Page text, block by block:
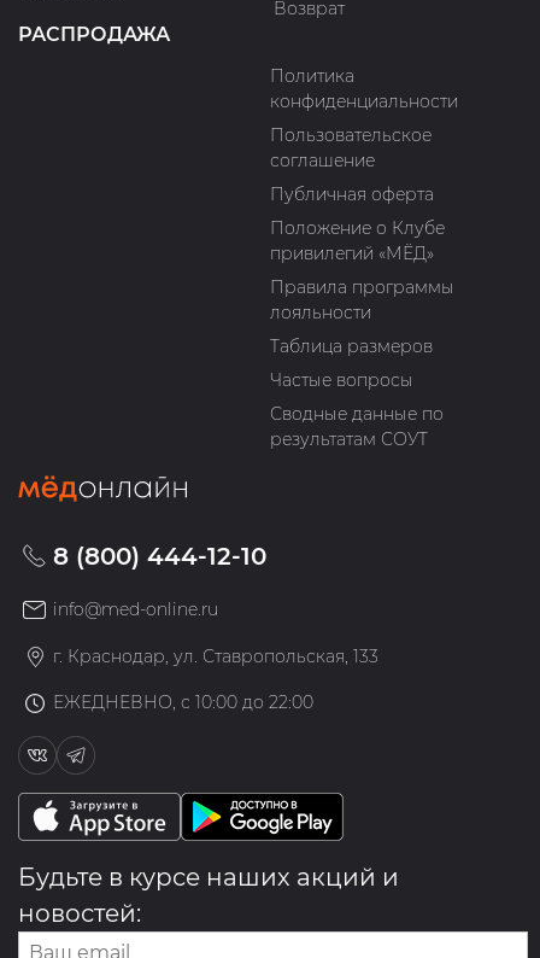
РАСПРОДАЖА
Возврат
Политика
конфиденциальности
Пользовательское
соглашение
Публичная оферта
Положение о Клубе
привилегий «МЁД»
Правила программы
лояльности
Таблица размеров
Частые вопросы
Сводные данные по
результатам СОУТ
8 (800) 444-12-10
info@med-online.ru
г. Краснодар, ул. Ставропольская, 133
ЕЖЕДНЕВНО, с 10:00 до 22:00
Будьте в курсе наших акций и
новостей: